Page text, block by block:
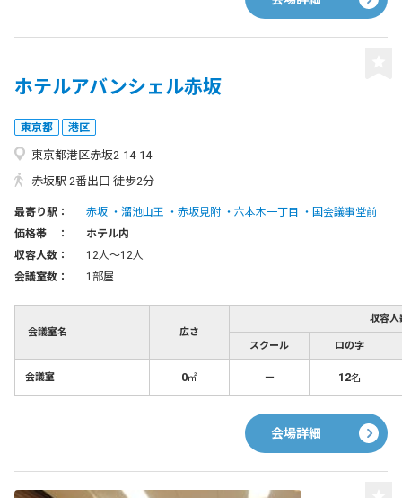
ホテルアバンシェル赤坂
東京都 港区
東京都港区赤坂2-14-14
赤坂駅 2番出口 徒歩2分
最寄り駅： 赤坂 溜池山王 赤坂見附 六本木一丁目
国会議事堂前
価格帯 ：
ホテル内
収容人数：
12人〜12人
会議室数：
1部屋
会議室名 広さ
収容人
スクール ロの字
会議室 0㎡ － 12名
会場詳細